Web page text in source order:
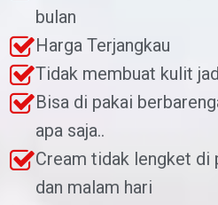
bulan
Harga Terjangkau
Tidak membuat kulit
Bisa di pakai
apa saja..
Cream tidak lengket di
dan malam hari